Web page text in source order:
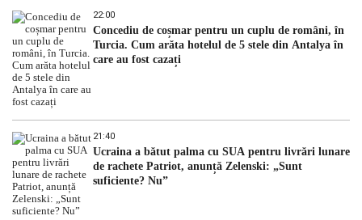
22:00
Concediu de coșmar pentru un cuplu de români, în
Turcia. Cum arăta hotelul de 5 stele din Antalya în
care au fost cazați
21:40
Ucraina a bătut palma cu SUA pentru livrări lunare
de rachete Patriot, anunță Zelenski: „Sunt
suficiente? Nu”